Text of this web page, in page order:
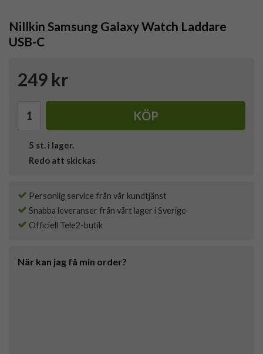
Nillkin Samsung Galaxy Watch Laddare
USB-C
249 kr
KÖP
5 st. i lager.
Redo att skickas
Personlig service från vår kundtjänst
Snabba leveranser från vårt lager i Sverige
Officiell Tele2-butik
När kan jag få min order?